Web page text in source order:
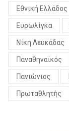
Εθνική Ελλάδος
Ευρωλίγκα
Νίκη Λευκάδας
Παναθηναϊκός
Πανιώνιος
Πρωταθλητής